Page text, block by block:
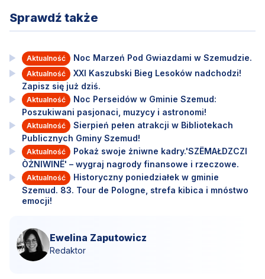
Sprawdź także
Aktualność Noc Marzeń Pod Gwiazdami w Szemudzie.
Aktualność
XXI Kaszubski Bieg Lesoków nadchodzi!
Zapisz się już dziś.
Aktualność
Noc Perseidów w Gminie Szemud:
Poszukiwani pasjonaci, muzycy i astronomi!
Aktualność
Sierpień pełen atrakcji w Bibliotekach
Publicznych Gminy Szemud!
Aktualność
Pokaż swoje żniwne kadry.'SZËMAŁDZCZI
ÒŻNIWINË' – wygraj nagrody finansowe i rzeczowe.
Aktualność
Historyczny poniedziałek w gminie
Szemud. 83. Tour de Pologne, strefa kibica i mnóstwo
emocji!
Ewelina Zaputowicz
Redaktor